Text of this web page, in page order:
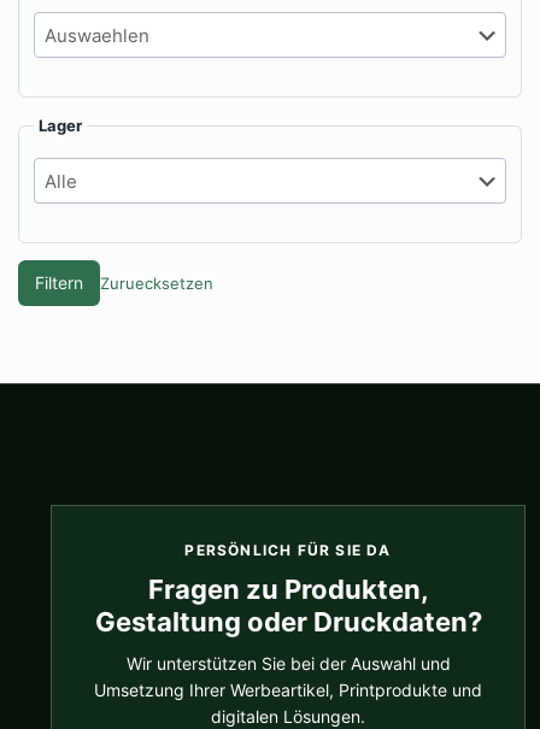
Lager
Filtern Zuruecksetzen
PERSÖNLICH FÜR SIE DA
Fragen zu Produkten,
Gestaltung oder Druckdaten?
Wir unterstützen Sie bei der Auswahl und
Umsetzung Ihrer Werbeartikel, Printprodukte und
digitalen Lösungen.